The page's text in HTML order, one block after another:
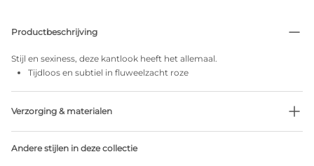
Productbeschrijving
Stijl en sexiness, deze kantlook heeft het allemaal.
Tijdloos en subtiel in fluweelzacht roze
Verzorging & materialen
Geen professionele reiniging
Andere stijlen in deze collectie